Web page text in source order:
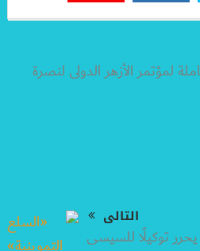
لمؤتمر الأزهر الدولى لنصرة
التالى
توكيلًا للسيسى